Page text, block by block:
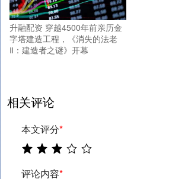
升融配资 穿越4500年前亲历金
字塔建造工程，《消失的法老
Ⅱ：建造者之谜》开幕
相关评论
本文评分*
评论内容*